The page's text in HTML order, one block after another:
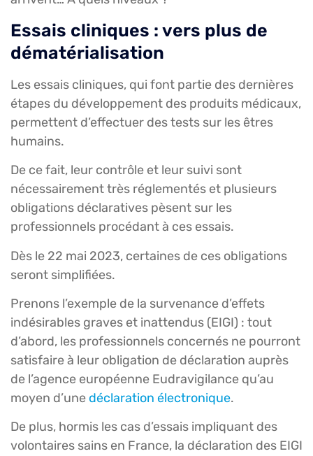
Essais cliniques : vers plus de
dématérialisation
Les essais cliniques, qui font partie des dernières
étapes du développement des produits médicaux,
permettent d’effectuer des tests sur les êtres
humains.
De ce fait, leur contrôle et leur suivi sont
nécessairement très réglementés et plusieurs
obligations déclaratives pèsent sur les
professionnels procédant à ces essais.
Dès le 22 mai 2023, certaines de ces obligations
seront simplifiées.
Prenons l’exemple de la survenance d’effets
indésirables graves et inattendus (EIGI) : tout
d’abord, les professionnels concernés ne pourront
satisfaire à leur obligation de déclaration auprès
de l’agence européenne Eudravigilance qu’au
moyen d’unedéclaration électronique.
De plus, hormis les cas d’essais impliquant des
volontaires sains en France, la déclaration des EIGI